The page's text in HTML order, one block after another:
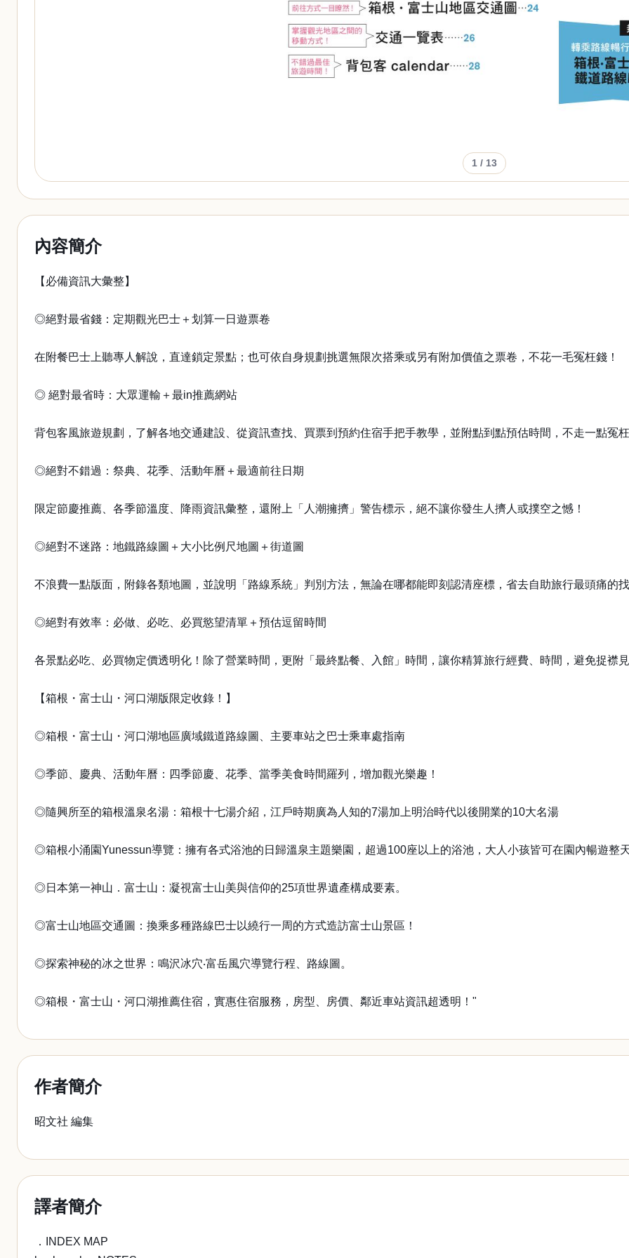
1 / 13
內容簡介
【必備資訊大彙整】
◎絕對最省錢：定期觀光巴士＋划算一日遊票卷
在附餐巴士上聽專人解說，直達鎖定景點；也可依自身規劃挑選無限次搭乘或另有附加價值之票卷，不花一毛冤枉錢！
◎ 絕對最省時：大眾運輸＋最in推薦網站
背包客風旅遊規劃，了解各地交通建設、從資訊查找、買票到預約住宿手把手教學，並附點到點預估時間，不走一點冤枉
◎絕對不錯過：祭典、花季、活動年曆＋最適前往日期
限定節慶推薦、各季節溫度、降雨資訊彙整，還附上「人潮擁擠」警告標示，絕不讓你發生人擠人或撲空之憾！
◎絕對不迷路：地鐵路線圖＋大小比例尺地圖＋街道圖
不浪費一點版面，附錄各類地圖，並說明「路線系統」判別方法，無論在哪都能即刻認清座標，省去自助旅行最頭痛的找
◎絕對有效率：必做、必吃、必買慾望清單＋預估逗留時間
各景點必吃、必買物定價透明化！除了營業時間，更附「最終點餐、入館」時間，讓你精算旅行經費、時間，避免捉襟
【箱根・富士山・河口湖版限定收錄！】
◎箱根・富士山・河口湖地區廣域鐵道路線圖、主要車站之巴士乘車處指南
◎季節、慶典、活動年曆：四季節慶、花季、當季美食時間羅列，增加觀光樂趣！
◎隨興所至的箱根溫泉名湯：箱根十七湯介紹，江戶時期廣為人知的7湯加上明治時代以後開業的10大名湯
◎箱根小涌園Yunessun導覽：擁有各式浴池的日歸溫泉主題樂園，超過100座以上的浴池，大人小孩皆可在園內暢遊整天
◎日本第一神山．富士山：凝視富士山美與信仰的25項世界遺產構成要素。
◎富士山地區交通圖：換乘多種路線巴士以繞行一周的方式造訪富士山景區！
◎探索神秘的冰之世界：鳴沢冰穴‧富岳風穴導覽行程、路線圖。
◎箱根・富士山・河口湖推薦住宿，實惠住宿服務，房型、房價、鄰近車站資訊超透明！"
作者簡介
昭文社 編集
譯者簡介
．INDEX MAP